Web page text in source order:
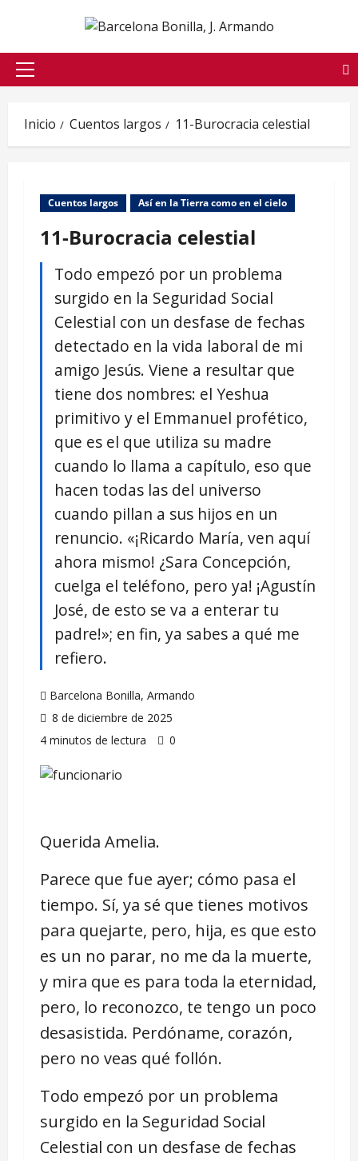
contenido
Menú
Inicio Cuentos largos 11-Burocracia celestial
Cuentos largos Así en la Tierra como en el cielo
11-Burocracia celestial
Todo empezó por un problema
surgido en la Seguridad Social
Celestial con un desfase de fechas
detectado en la vida laboral de mi
amigo Jesús. Viene a resultar que
tiene dos nombres: el Yeshua
primitivo y el Emmanuel profético,
que es el que utiliza su madre
cuando lo llama a capítulo, eso que
hacen todas las del universo
cuando pillan a sus hijos en un
renuncio. «¡Ricardo María, ven aquí
ahora mismo! ¿Sara Concepción,
cuelga el teléfono, pero ya! ¡Agustín
José, de esto se va a enterar tu
padre!»; en fin, ya sabes a qué me
refiero.
Barcelona Bonilla, Armando
8 de diciembre de 2025
4 minutos de lectura
0
Querida Amelia.
Parece que fue ayer; cómo pasa el
tiempo. Sí, ya sé que tienes motivos
para quejarte, pero, hija, es que esto
es un no parar, no me da la muerte,
y mira que es para toda la eternidad,
pero, lo reconozco, te tengo un poco
desasistida. Perdóname, corazón,
pero no veas qué follón.
Todo empezó por un problema
surgido en la Seguridad Social
Celestial con un desfase de fechas